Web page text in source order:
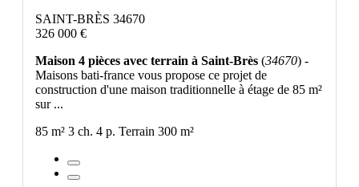
SAINT-BRÈS 34670
326 000 €
Maison 4 pièces avec terrain à Saint-Brès (34670) -
Maisons bati-france vous propose ce projet de
construction d'une maison traditionnelle à étage de 85 m²
sur ...
85 m² 3 ch. 4 p. Terrain 300 m²